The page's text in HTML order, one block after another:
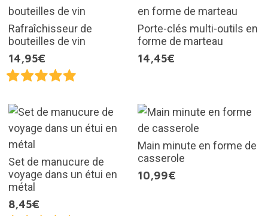
Rafraîchisseur de
bouteilles de vin
14,95€
Porte-clés multi-outils en
forme de marteau
14,45€
Set de manucure de
voyage dans un étui en
métal
8,45€
Main minute en forme de
casserole
10,99€